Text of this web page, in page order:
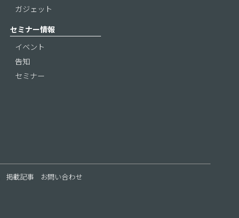
ガジェット
セミナー情報
イベント
告知
セミナー
掲載記事
お問い合わせ